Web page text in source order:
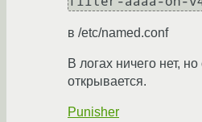
в /etc/named.conf
В логах ничего нет,
открывается.
Punisher